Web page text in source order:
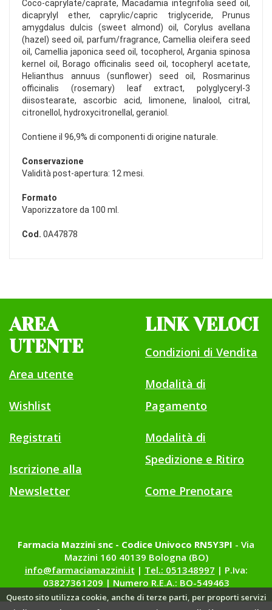
Questo sito utilizza cookie, anche di terze parti, per proporti servizi
Coco-caprylate/caprate, Macadamia integrifolia seed oil,
dicaprylyl ether, caprylic/capric triglyceride, Prunus
amygdalus dulcis (sweet almond) oil, Corylus avellana
(hazel) seed oil, parfum/fragrance, Camellia oleifera seed
oil, Camellia japonica seed oil, tocopherol, Argania spinosa
kernel oil, Borago officinalis seed oil, tocopheryl acetate,
Helianthus annuus (sunflower) seed oil, Rosmarinus
officinalis (rosemary) leaf extract, polyglyceryl-3
diisostearate, ascorbic acid, limonene, linalool, citral,
citronellol, hydroxycitronellal, geraniol.
Contiene il 96,9% di componenti di origine naturale.
Conservazione
Validità post-apertura: 12 mesi.
Formato
Vaporizzatore da 100 ml.
Cod. 0A47878
AREA
UTENTE
Area utente
Wishlist
Registrati
Iscrizione alla
Newsletter
LINK VELOCI
Condizioni di Vendita
Modalità di
Pagamento
Modalità di
Spedizione e Ritiro
Come Prenotare
Farmacia Mazzini snc - Codice Univoco RN5Y3PI - Via
Mazzini 160 40139 Bologna (BO)
info@farmaciamazzini.it | Tel.: 051348997 | P.Iva:
03827361209 | Numero R.E.A.: BO-549463